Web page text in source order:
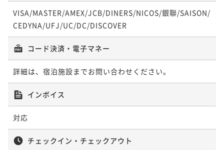
VISA/MASTER/AMEX/JCB/DINERS/NICOS/銀聯/SAISON/
CEDYNA/UFJ/UC/DC/DISCOVER
コード決済・電子マネー
詳細は、宿泊施設までお問い合わせください。
インボイス
対応
チェックイン・チェックアウト